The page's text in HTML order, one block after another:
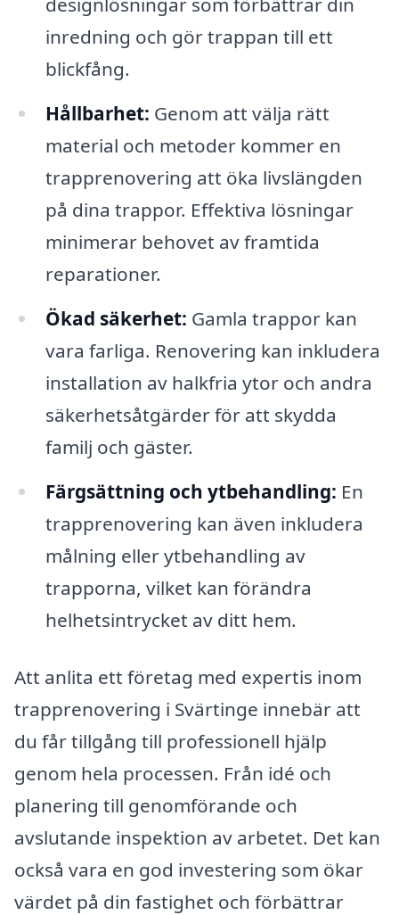
inredning och gör trappan till ett
blickfång.
Hållbarhet: Genom att välja rätt
material och metoder kommer en
trapprenovering att öka livslängden
på dina trappor. Effektiva lösningar
minimerar behovet av framtida
reparationer.
Ökad säkerhet: Gamla trappor kan
vara farliga. Renovering kan inkludera
installation av halkfria ytor och andra
säkerhetsåtgärder för att skydda
familj och gäster.
Färgsättning och ytbehandling: En
trapprenovering kan även inkludera
målning eller ytbehandling av
trapporna, vilket kan förändra
helhetsintrycket av ditt hem.
Att anlita ett företag med expertis inom
trapprenovering i Svärtinge innebär att
du får tillgång till professionell hjälp
genom hela processen. Från idé och
planering till genomförande och
avslutande inspektion av arbetet. Det kan
också vara en god investering som ökar
värdet på din fastighet och förbättrar